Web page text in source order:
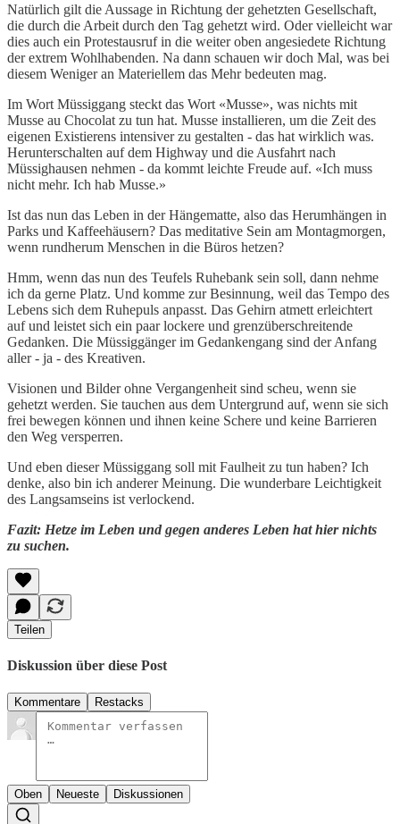
Natürlich gilt die Aussage in Richtung der gehetzten Gesellschaft,
die durch die Arbeit durch den Tag gehetzt wird. Oder vielleicht war
dies auch ein Protestausruf in die weiter oben angesiedete Richtung
der extrem Wohlhabenden. Na dann schauen wir doch Mal, was bei
diesem Weniger an Materiellem das Mehr bedeuten mag.
Im Wort Müssiggang steckt das Wort «Musse», was nichts mit
Musse au Chocolat zu tun hat. Musse installieren, um die Zeit des
eigenen Existierens intensiver zu gestalten - das hat wirklich was.
Herunterschalten auf dem Highway und die Ausfahrt nach
Müssighausen nehmen - da kommt leichte Freude auf. «Ich muss
nicht mehr. Ich hab Musse.»
Ist das nun das Leben in der Hängematte, also das Herumhängen in
Parks und Kaffeehäusern? Das meditative Sein am Montagmorgen,
wenn rundherum Menschen in die Büros hetzen?
Hmm, wenn das nun des Teufels Ruhebank sein soll, dann nehme
ich da gerne Platz. Und komme zur Besinnung, weil das Tempo des
Lebens sich dem Ruhepuls anpasst. Das Gehirn atmett erleichtert
auf und leistet sich ein paar lockere und grenzüberschreitende
Gedanken. Die Müssiggänger im Gedankengang sind der Anfang
aller - ja - des Kreativen.
Visionen und Bilder ohne Vergangenheit sind scheu, wenn sie
gehetzt werden. Sie tauchen aus dem Untergrund auf, wenn sie sich
frei bewegen können und ihnen keine Schere und keine Barrieren
den Weg versperren.
Und eben dieser Müssiggang soll mit Faulheit zu tun haben? Ich
denke, also bin ich anderer Meinung. Die wunderbare Leichtigkeit
des Langsamseins ist verlockend.
Fazit: Hetze im Leben und gegen anderes Leben hat hier nichts
zu suchen.
Teilen
Diskussion über diese Post
Kommentare Restacks
Oben Neueste Diskussionen